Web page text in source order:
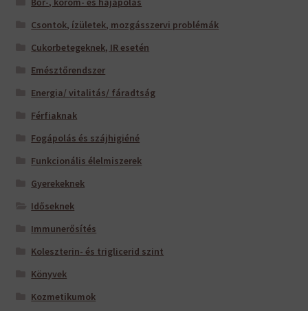
Csontok, ízületek, mozgásszervi problémák
Cukorbetegeknek, IR esetén
Emésztőrendszer
Energia/ vitalitás/ fáradtság
Férfiaknak
Fogápolás és szájhigiéné
Funkcionális élelmiszerek
Gyerekeknek
Időseknek
Immunerősítés
Koleszterin- és triglicerid szint
Könyvek
Kozmetikumok